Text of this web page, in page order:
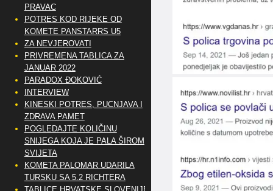
PRAVAC
POTRES KOD RIJEKE OD
KOMETE PANSTARRS U5
ZA NEVJEROVATI
PRIVREMENA TABLICA ZA
JANUAR 2022
PARADOX ĐOKOVIĆ
INTERVIEW
KINESKI POTRES, PUCNJAVA I
ZDRAVA PAMET
POGLEDAJTE KOLIČINU
SNIJEGA KOJA JE PALA ŠIROM
SVIJETA
KOMETA PALOMAR UDARILA
TURSKU SA 5.2 RICHTERA